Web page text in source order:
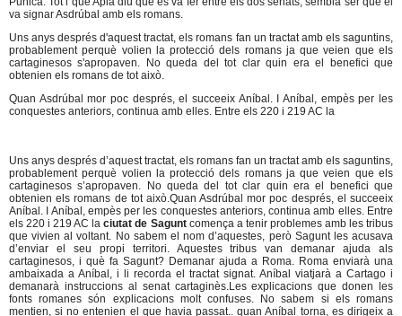
va signar Asdrúbal amb els romans.
Uns anys després d'aquest tractat, els romans fan un tractat amb els saguntins,
probablement perquè volien la protecció dels romans ja que veien que els
cartaginesos s'apropaven. No queda del tot clar quin era el benefici que
obtenien els romans de tot això.
Quan Asdrúbal mor poc després, el succeeix Aníbal. I Aníbal, empès per les
conquestes anteriors, continua amb elles. Entre els 220 i 219 AC la
Uns anys després d’aquest tractat, els romans fan un tractat amb els saguntins,
probablement perquè volien la protecció dels romans ja que veien que els
cartaginesos s’apropaven. No queda del tot clar quin era el benefici que
obtenien els romans de tot això.Quan Asdrúbal mor poc després, el succeeix
Aníbal. I Aníbal, empès per les conquestes anteriors, continua amb elles. Entre
els 220 i 219 AC laciutat de Saguntcomença a tenir problemes amb les tribus
que vivien al voltant. No sabem el nom d’aquestes, però Sagunt les acusava
d’enviar el seu propi territori. Aquestes tribus van demanar ajuda als
cartaginesos, i què fa Sagunt? Demanar ajuda a Roma. Roma enviarà una
ambaixada a Aníbal, i li recorda el tractat signat. Aníbal viatjarà a Cartago i
demanarà instruccions al senat cartaginès.Les explicacions que donen les
fonts romanes són explicacions molt confuses. No sabem si els romans
mentien, si no entenien el que havia passat.. quan Aníbal torna, es dirigeix a